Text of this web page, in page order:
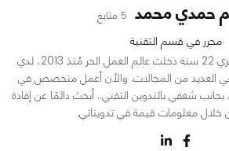
حمدي محمد 5 متابع
محرر في قسم التقنية
مهندس كهرباء وتحكم عمري 22 سنة دخلت عالم العمل الحر مُنذ 2013، لدي
العديد من المجالات. والأن أعمل متخصص في
التسويق الرقمي والـ SEO، بجانب شغفي بالتدوين التقني.. أبحث دائمًا عن إفادة
خلال معلومات قيمة في تدويناتي.